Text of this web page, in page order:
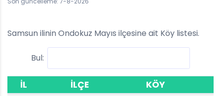
Samsun ilinin Ondokuz Mayıs ilçesine ait Köy listesi.
Bul:
İL İLÇE KÖY